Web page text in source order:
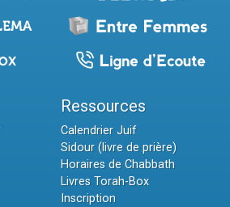
Ressources
Calendrier Juif
Sidour (livre de prière)
Horaires de Chabbath
Livres Torah-Box
Inscription